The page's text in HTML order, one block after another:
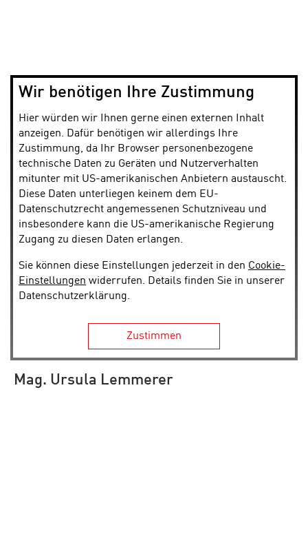
Wir benötigen Ihre Zustimmung
Hier würden wir Ihnen gerne einen externen Inhalt
anzeigen. Dafür benötigen wir allerdings Ihre
Zustimmung, da Ihr Browser personenbezogene
technische Daten zu Geräten und Nutzerverhalten
mitunter mit US-amerikanischen Anbietern austauscht.
Diese Daten unterliegen keinem dem EU-
Datenschutzrecht angemessenen Schutzniveau und
insbesondere kann die US-amerikanische Regierung
Zugang zu diesen Daten erlangen.
Sie können diese Einstellungen jederzeit in den Cookie-
Einstellungen widerrufen. Details finden Sie in unserer
Datenschutzerklärung.
Zustimmen
Mag. Ursula Lemmerer